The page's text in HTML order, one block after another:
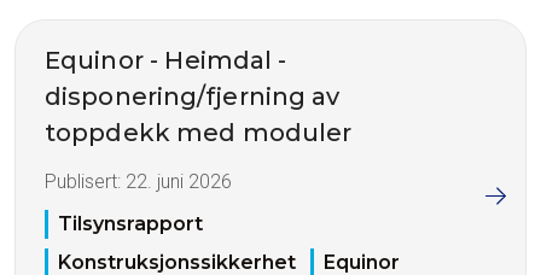
Equinor - Heimdal -
disponering/fjerning av
toppdekk med moduler
Publisert: 22. juni 2026
Tilsynsrapport
Konstruksjonssikkerhet
Equinor